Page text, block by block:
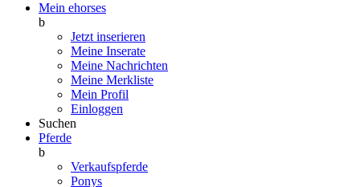
Mein ehorses
b
Jetzt inserieren
Meine Inserate
Meine Nachrichten
Meine Merkliste
Mein Profil
Einloggen
Suchen
Pferde
b
Verkaufspferde
Ponys